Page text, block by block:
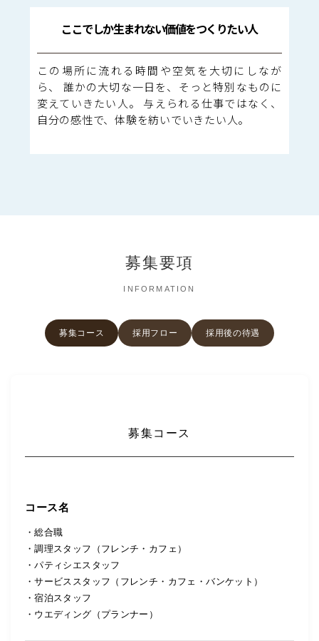
ここでしか生まれない価値をつくりたい人
この場所に流れる時間や空気を大切にしなが
ら、 誰かの大切な一日を、そっと特別なものに
変えていきたい人。 与えられる仕事ではなく、
自分の感性で、体験を紡いでいきたい人。
募集要項
INFORMATION
募集コース 採用フロー 採用後の待遇
募集コース
コース名
・総合職
・調理スタッフ（フレンチ・カフェ）
・パティシエスタッフ
・サービススタッフ（フレンチ・カフェ・バンケット）
・宿泊スタッフ
・ウエディング（プランナー）